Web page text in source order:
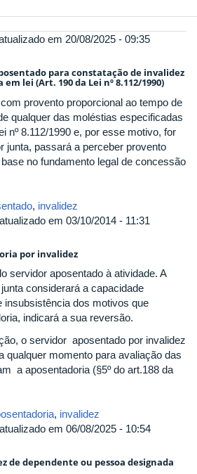
em 20/08/2025 - 09:35
para constatação de invalidez
lei (Art. 190 da Lei nº 8.112/1990)
provento proporcional ao tempo de
qualquer das moléstias especificadas
nº 8.112/1990 e, por esse motivo, for
junta, passará a perceber provento
no fundamento legal de concessão
, invalidez
em 03/10/2014 - 11:31
por invalidez
servidor aposentado à atividade. A
considerará a capacidade
insubsistência dos motivos que
indicará a sua reversão.
o servidor aposentado por invalidez
qualquer momento para avaliação das
a aposentadoria (§5º do art.188 da
, invalidez
em 06/08/2025 - 10:54
de dependente ou pessoa designada